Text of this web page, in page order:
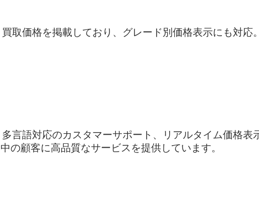
取価格を掲載しており、グレード別価格表示にも対応。
言語対応のカスタマーサポート、リアルタイム価格表
の顧客に高品質なサービスを提供しています。